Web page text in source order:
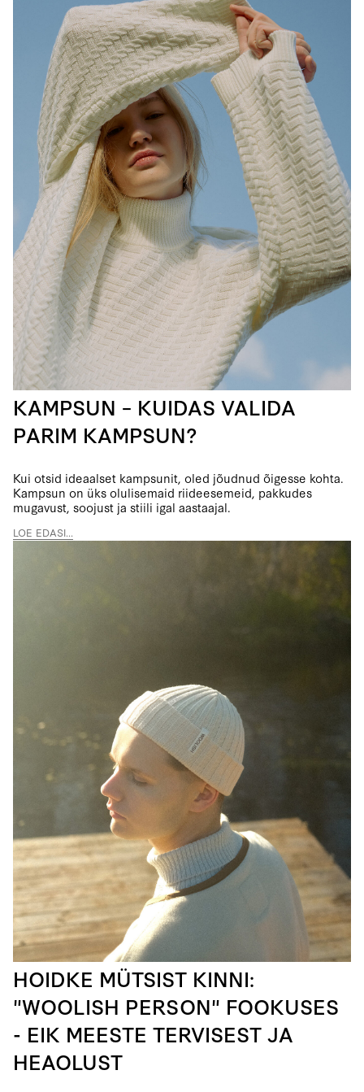
KAMPSUN – KUIDAS VALIDA
PARIM KAMPSUN?
Kui otsid ideaalset kampsunit, oled jõudnud õigesse kohta.
Kampsun on üks olulisemaid riideesemeid, pakkudes
mugavust, soojust ja stiili igal aastaajal.
LOE EDASI...
HOIDKE MÜTSIST KINNI:
"WOOLISH PERSON" FOOKUSES
- EIK MEESTE TERVISEST JA
HEAOLUST